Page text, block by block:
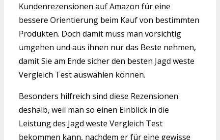
Kundenrezensionen auf Amazon für eine
bessere Orientierung beim Kauf von bestimmten
Produkten. Doch damit muss man vorsichtig
umgehen und aus ihnen nur das Beste nehmen,
damit Sie am Ende sicher den besten Jagd weste
Vergleich Test auswählen können.
Besonders hilfreich sind diese Rezensionen
deshalb, weil man so einen Einblick in die
Leistung des Jagd weste Vergleich Test
bekommen kann, nachdem er für eine gewisse